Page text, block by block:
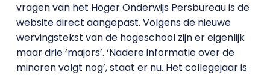
vragen van het Hoger Onderwijs Persbureau is de
website direct aangepast. Volgens de nieuwe
wervingstekst van de hogeschool zijn er eigenlijk
maar drie ‘majors’. ‘Nadere informatie over de
minoren volgt nog’, staat er nu. Het collegejaar is